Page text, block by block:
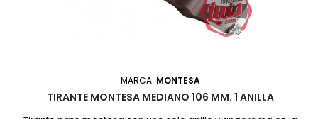
MARCA: MONTESA
TIRANTE MONTESA MEDIANO 106 MM. 1 ANILLA